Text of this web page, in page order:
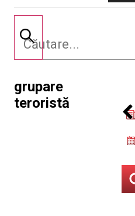
grupare
teroristă